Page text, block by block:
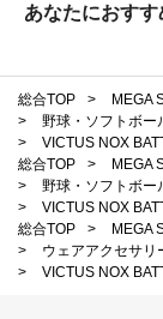
あなたにおす
総合TOP > MEGA
>
野球・ソフトボー
>
VICTUS NOX
総合TOP
> MEGA
>
野球・ソフトボー
>
VICTUS NOX
総合TOP
> MEGA
>
ウェアアクセサリ
>
VICTUS NOX